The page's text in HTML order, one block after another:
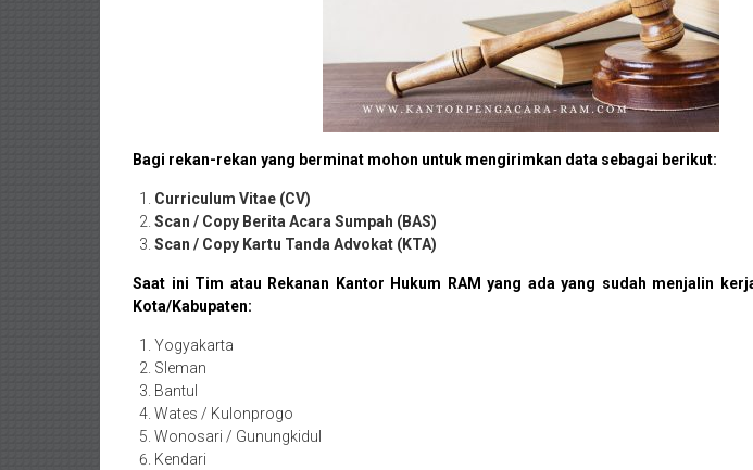
Mungkid,
Purworejo,
Daerah
Istimewa
Yogyakarta,
Makassar,
Denpasar,
Salatiga,
Bagi rekan-rekan yang berminat mohon untuk mengirimkan data sebagai berikut:
Curriculum Vitae (CV)
Scan / Copy Berita Acara Sumpah (BAS)
Scan / Copy Kartu Tanda Advokat (KTA)
Saat ini Tim atau Rekanan Kantor Hukum RAM yang ada yang sudah menjalin
Kota/Kabupaten:
Yogyakarta
Sleman
Bantul
Wates / Kulonprogo
Wonosari / Gunungkidul
Kendari